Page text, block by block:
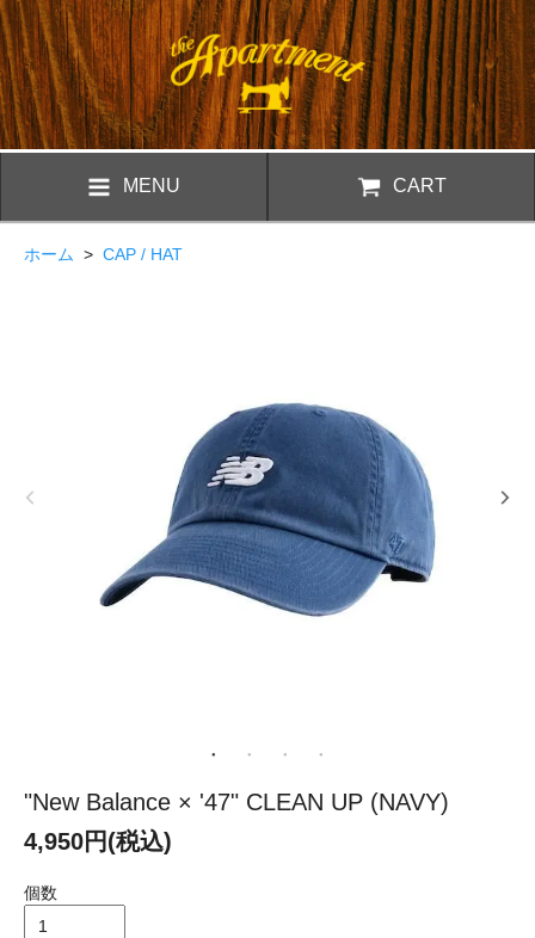
MENU CART
ホーム > CAP / HAT
"New Balance × '47" CLEAN UP (NAVY)
4,950円(税込)
個数